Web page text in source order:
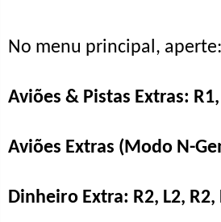
No menu principal, aperte:
Aviões & Pistas Extras:
Aviões Extras (Modo N-
Dinheiro Extra: R2, L2, R2,